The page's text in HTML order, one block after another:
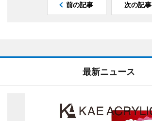
前の記事 次の記事
最新ニュース